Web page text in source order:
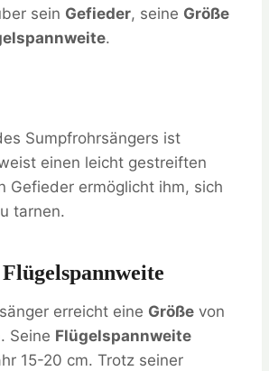
sein Gefieder, seine Größe
.
Sumpfrohrsängers ist
einen leicht gestreiften
Gefieder ermöglicht ihm, sich
tarnen.
erreicht eine Größe von
Seine Flügelspannweite
15-20 cm. Trotz seiner